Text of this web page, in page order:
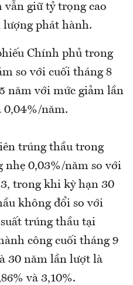
vẫn giữ tỷ trọng cao
phát hành.
Chính phủ trong
so với cuối tháng 8
năm với mức giảm lần
0,04%/năm.
trúng thầu trong
nhẹ 0,03%/năm so với
trong khi kỳ hạn 30
không đổi so với
trúng thầu tại
công cuối tháng 9
30 năm lần lượt là
và 3,10%.